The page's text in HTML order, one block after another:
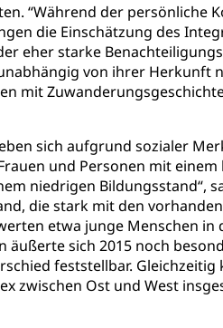
“Während der persönliche
die Einschätzung des
eher starke
von ihrer Herkunft
mit
sich aufgrund sozialer
und Personen mit
niedrigen Bildungsstand“,
die stark mit den
etwa junge Menschen
äußerte sich 2015 noch
feststellbar.
zwischen Ost und West